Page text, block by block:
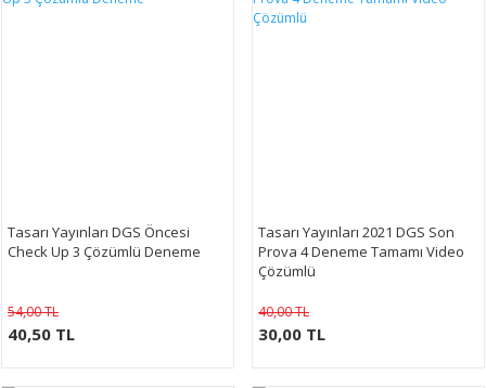
Tasarı Yayınları DGS Öncesi
Check Up 3 Çözümlü Deneme
54,00 TL
40,50 TL
Tasarı Yayınları 2021 DGS Son
Prova 4 Deneme Tamamı Video
Çözümlü
40,00 TL
30,00 TL